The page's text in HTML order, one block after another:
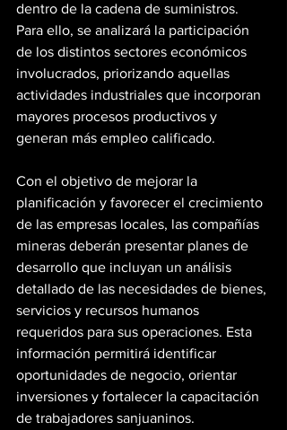
dentro de la cadena de suministros.
Para ello, se analizará la participación
de los distintos sectores económicos
involucrados, priorizando aquellas
actividades industriales que incorporan
mayores procesos productivos y
generan más empleo calificado.
Con el objetivo de mejorar la
planificación y favorecer el crecimiento
de las empresas locales, las compañías
mineras deberán presentar planes de
desarrollo que incluyan un análisis
detallado de las necesidades de bienes,
servicios y recursos humanos
requeridos para sus operaciones. Esta
información permitirá identificar
oportunidades de negocio, orientar
inversiones y fortalecer la capacitación
de trabajadores sanjuaninos.